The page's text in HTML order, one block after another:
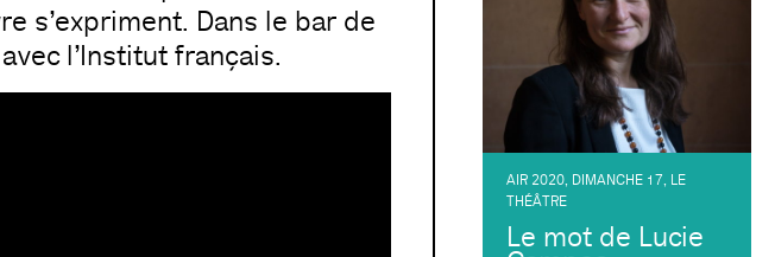
s’expriment. Dans le bar de
l’Institut français.
AIR 2020, DIMANCHE 17, LE
THÉÂTRE
Le mot de Lucie